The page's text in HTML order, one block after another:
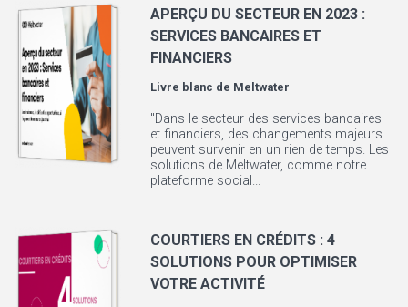
APERÇU DU SECTEUR EN 2023 :
SERVICES BANCAIRES ET
FINANCIERS
Livre blanc de Meltwater
"Dans le secteur des services bancaires
et financiers, des changements majeurs
peuvent survenir en un rien de temps. Les
solutions de Meltwater, comme notre
plateforme social...
COURTIERS EN CRÉDITS : 4
SOLUTIONS POUR OPTIMISER
VOTRE ACTIVITÉ